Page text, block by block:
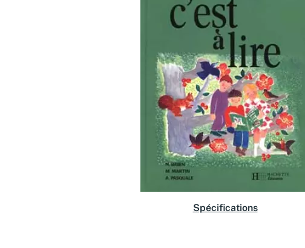
Spécifications